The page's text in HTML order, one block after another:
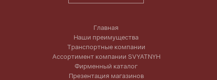
Главная
Наши преимущества
Транспортные компании
Ассортимент компании SVYATNYH
Фирменный каталог
Презентация магазинов